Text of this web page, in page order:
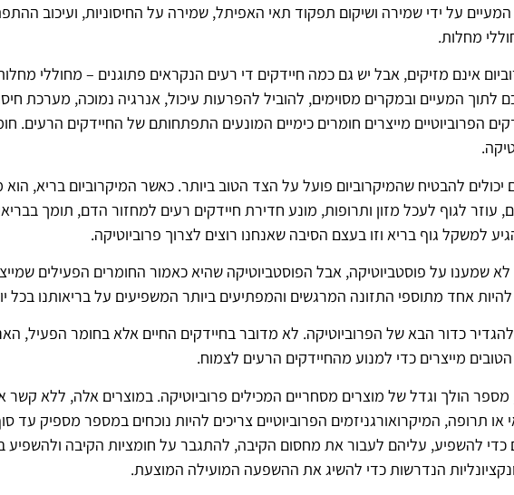
על ידי שמירה ושיקום תפקוד תאי האפיתל, שמירה על החיסוניות, ועיכוב
מחלות.
אינם מזיקים, אבל יש גם כמה חיידקים די רעים הנקראים פתוגנים – מחוללי
לתוך המעיים ובמקרים מסוימים, להוביל להפרעות עיכול, אנרגיה נמוכה, מערכת
הפרוביוטיים מייצרים חומרים כימיים המונעים התפתחותם של החיידקים הרעים.
יכולים להבטיח שהמיקרוביום פועל על הצד הטוב ביותר. כאשר המיקרוביום בריא,
עוזר לגוף לעכל מזון ותרופות, מונע חדירת חיידקים רעים למחזור הדם, תומך
למשקל גוף בריא וזו בעצם הסיבה שאנחנו רוצים לצרוך פרוביוטיקה.
לא שמענו על פוסטביוטיקה, אבל הפוסטביוטיקה שהיא כאמור החומרים הפעילים
להיות אחד מתוספי התזונה המרגשים והמפתיעים ביותר המשפיעים על בריאותנו בכל
כדור הבא של הפרוביוטיקה. לא מדובר בחיידקים החיים אלא בחומר הפעיל,
מייצרים כדי למנוע מהחיידקים הרעים לצמוח.
הולך וגדל של מוצרים מסחריים המכילים פרוביוטיקה. במוצרים אלה, ללא קשר
או תרופה, המיקרואורגניזמים הפרוביוטיים צריכים להיות נוכחים במספר מספיק עד
להשפיע, עליהם לעבור את מחסום הקיבה, להתגבר על חומציות הקיבה ולהשפיע
הנדרשות כדי להשיג את ההשפעה המועילה המוצעת.